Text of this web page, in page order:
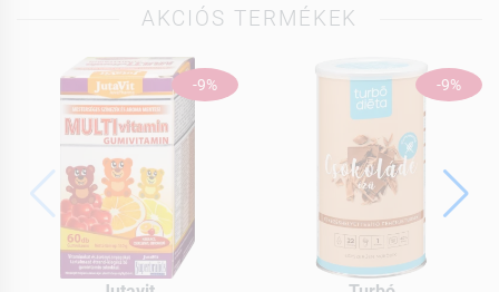
AKCIÓS TERMÉKEK
-9% -9%